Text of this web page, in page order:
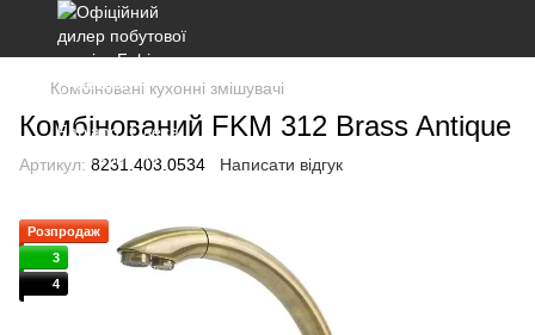
Комбіновані кухонні змішувачі
Комбінований FKM 312 Brass Antique
Артикул: 8231.403.0534 Написати відгук
Розпродаж
3
4